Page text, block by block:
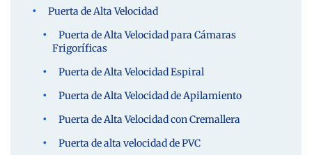
Puerta de Alta Velocidad
Puerta de Alta Velocidad para Cámaras
Frigoríficas
Puerta de Alta Velocidad Espiral
Puerta de Alta Velocidad de Apilamiento
Puerta de Alta Velocidad con Cremallera
Puerta de alta velocidad de PVC